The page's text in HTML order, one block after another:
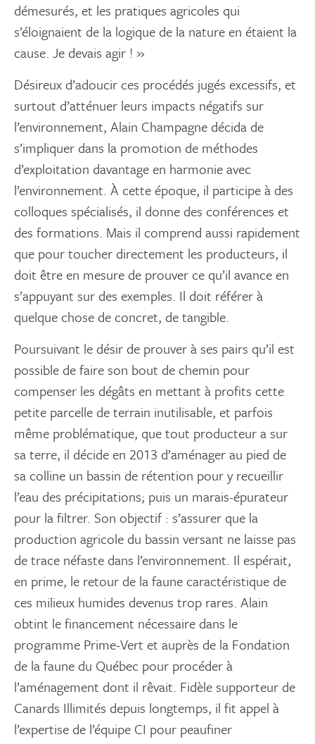
démesurés, et les pratiques agricoles qui
s’éloignaient de la logique de la nature en étaient la
cause. Je devais agir ! »
Désireux d’adoucir ces procédés jugés excessifs, et
surtout d’atténuer leurs impacts négatifs sur
l’environnement, Alain Champagne décida de
s’impliquer dans la promotion de méthodes
d’exploitation davantage en harmonie avec
l’environnement. À cette époque, il participe à des
colloques spécialisés, il donne des conférences et
des formations. Mais il comprend aussi rapidement
que pour toucher directement les producteurs, il
doit être en mesure de prouver ce qu’il avance en
s’appuyant sur des exemples. Il doit référer à
quelque chose de concret, de tangible.
Poursuivant le désir de prouver à ses pairs qu’il est
possible de faire son bout de chemin pour
compenser les dégâts en mettant à profits cette
petite parcelle de terrain inutilisable, et parfois
même problématique, que tout producteur a sur
sa terre, il décide en 2013 d’aménager au pied de
sa colline un bassin de rétention pour y recueillir
l’eau des précipitations; puis un marais-épurateur
pour la filtrer. Son objectif : s’assurer que la
production agricole du bassin versant ne laisse pas
de trace néfaste dans l’environnement. Il espérait,
en prime, le retour de la faune caractéristique de
ces milieux humides devenus trop rares. Alain
obtint le financement nécessaire dans le
programme Prime-Vert et auprès de la Fondation
de la faune du Québec pour procéder à
l’aménagement dont il rêvait. Fidèle supporteur de
Canards Illimités depuis longtemps, il fit appel à
l’expertise de l’équipe CI pour peaufiner